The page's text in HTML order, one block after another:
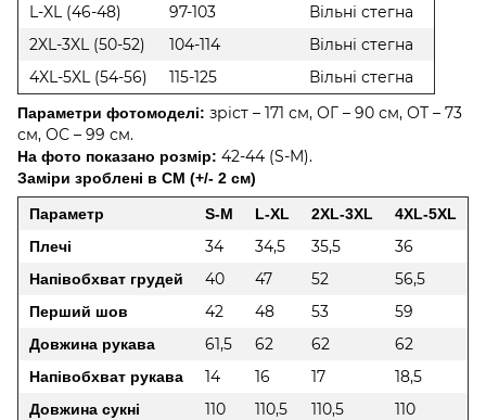
L-XL (46-48)
97-103
Вільні стегна
2XL-3XL (50-52)
104-114
Вільні стегна
4XL-5XL (54-56)
115-125 Вільні стегна
Параметри фотомоделі: зріст – 171 см, ОГ – 90 см, ОТ – 73
см, ОС – 99 см.
На фото показано розмір: 42-44 (S-M).
Заміри зроблені в СМ (+/- 2 см)
Параметр S-M L-XL 2XL-3XL
4XL-5XL
Плечі
34 34,5 35,5 36
Напівобхват грудей 40 47 52 56,5
Перший шов 42 48 53 59
Довжина рукава 61,5 62 62 62
Напівобхват рукава 14 16 17 18,5
Довжина сукні 110 110,5 110,5
110